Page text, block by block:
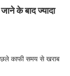
के बाद ज्यादा
काफी समय से खराब